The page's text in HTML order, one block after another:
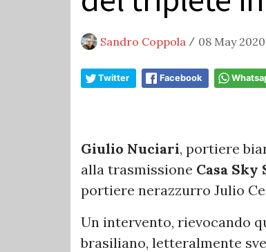
Sandro Coppola / 08 May
Twitter Facebook
Giulio Nuciari, portiere
alla trasmissione Casa Sky
portiere nerazzurro Julio
Un intervento, rievocando
brasiliano, letteralmente